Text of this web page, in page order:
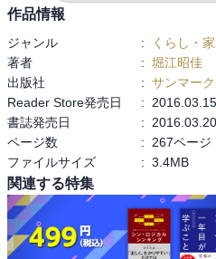
漢方の体質で見ると①血がつくれ
この血流を悪くしている三つの体質
よくなることはもちろん、体質その
①気虚の改善：朝、きちんとお腹が
する、食事の改善。
夕食を控えめにして小腹がすいた位
ことが目安。
お腹が鳴るのはお腹がすいた、ので
図。
空腹の時間がないと胃を掃除する
間がとても大事。
作品情報
ジャンル : くらし・
著者
: 堀江昭佳
出版社
: サンマー
Reader Store発売日
:
2016.03.15
書誌発売日
:
2016.03.20
ページ数
:
267ページ
ファイルサイズ
: 3.4MB
関連する特集